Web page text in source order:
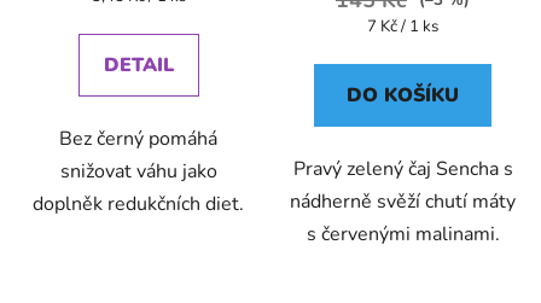
DETAIL
Bez černý pomáhá
snižovat váhu jako
doplněk redukčních diet.
Měrná
7 Kč / 1 ks
DO KOŠÍKU
Pravý zelený čaj Sencha s
nádherně svěží chutí máty
s červenými malinami.